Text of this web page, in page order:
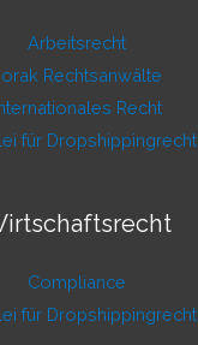
Arbeitsrecht
Rechtsanwälte
Recht
für Dropshippingrecht
Compliance
für Dropshippingrecht